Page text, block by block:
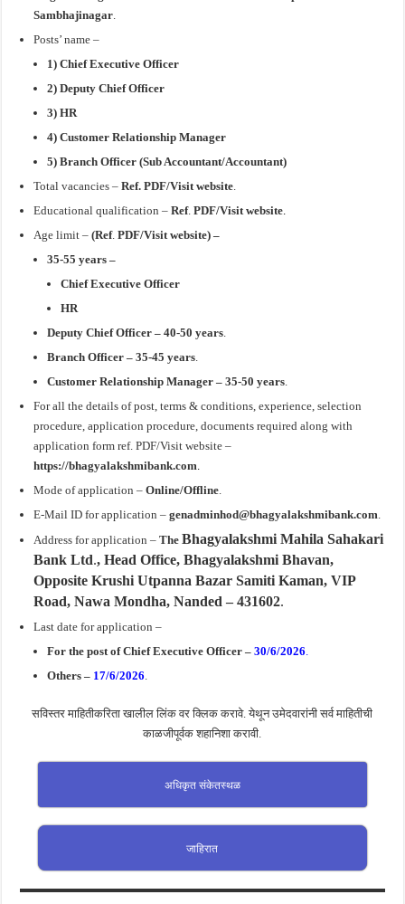
Sambhajinagar
Posts’ name –
1) Chief Executive Officer
2) Deputy Chief Officer
3) HR
4) Customer Relationship Manager
5) Branch Officer (Sub Accountant/Accountant)
Total vacancies – Ref. PDF/Visitwebsite
Educational qualification –Ref. PDF/Visitwebsite
Age limit –(Ref. PDF/Visitwebsite) –
35-55 years –
Chief Executive Officer
HR
Deputy Chief Officer – 40-50 years
Branch Officer – 35-45 years
Customer Relationship Manager – 35-50 years
For all the details of post, terms & conditions, experience, selection
procedure, application procedure, documents required along with
application form ref. PDF/Visit website –
https://bhagyalakshmibank.com
Mode of application – Online/Offline
E-Mail ID for application –genadminhod@bhagyalakshmibank.com
Address for application –TheBhagyalakshmi Mahila Sahakari
Bank Ltd., Head Office, Bhagyalakshmi Bhavan,
Opposite Krushi Utpanna Bazar Samiti Kaman, VIP
Road, Nawa Mondha, Nanded – 431602.
Last date for application –
For the post of Chief Executive Officer – 30/6/2026
Others – 17/6/2026
सविस्तर माहितीकरिता खालील लिंक वर क्लिक करावे. येथून उमेदवारांनी सर्व माहितीची
काळजीपूर्वक शहानिशा करावी.
अधिकृत संकेतस्थळ
जाहिरात